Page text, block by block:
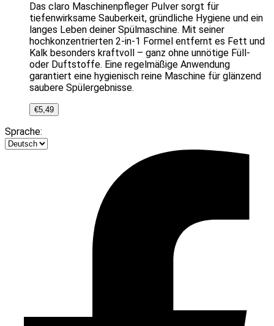
Das claro Maschinenpfleger Pulver sorgt für
tiefenwirksame Sauberkeit, gründliche Hygiene und ein
langes Leben deiner Spülmaschine. Mit seiner
hochkonzentrierten 2-in-1 Formel entfernt es Fett und
Kalk besonders kraftvoll – ganz ohne unnötige Füll-
oder Duftstoffe. Eine regelmäßige Anwendung
garantiert eine hygienisch reine Maschine für glänzend
saubere Spülergebnisse.
€5,49
Sprache: